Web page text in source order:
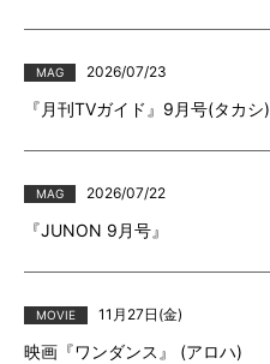
MAG 2026/07/23
『月刊TVガイド』9月号(タカシ)
MAG 2026/07/22
『JUNON 9月号』
MOVIE 11月27日(金)
映画『ワンダンス』 (アロハ)